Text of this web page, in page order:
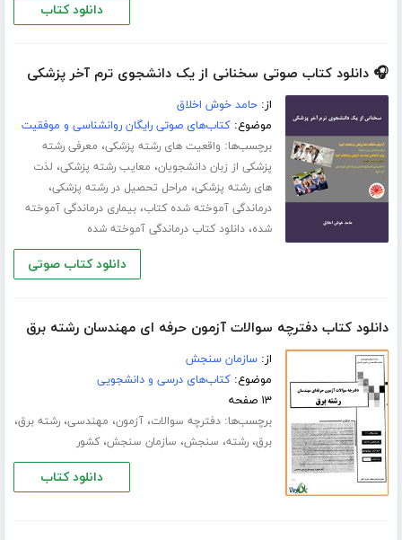
دانلود کتاب
🎧 دانلود کتاب صوتی سخنانی از یک دانشجوی ترم آخر پزشکی
از:حامد خوش اخلاق
موضوع:کتاب‌های صوتی رایگان روانشناسی و موفقیت
برچسب‌ها: واقعیت های رشته پزشکی، معرفی رشته
پزشکی از زبان دانشجویان، معایب رشته پزشکی، لذت
های رشته پزشکی، مراحل تحصیل در رشته پزشکی،
درماندگی آموخته شده کتاب،بیماری درماندگی آموخته
شده،دانلود کتاب درماندگی آموخته شده
دانلود کتاب صوتی
دانلود کتاب دفترچه سوالات آزمون حرفه ای مهندسان رشته برق
از:سازمان سنجش
موضوع:کتاب‌های درسی و دانشجویی
۱۳ صفحه
برچسب‌ها:دفترچه سوالات،آزمون، مهندسی،رشته برق،
برق،رشته، سنجش، سازمان سنجش،کشور
دانلود کتاب